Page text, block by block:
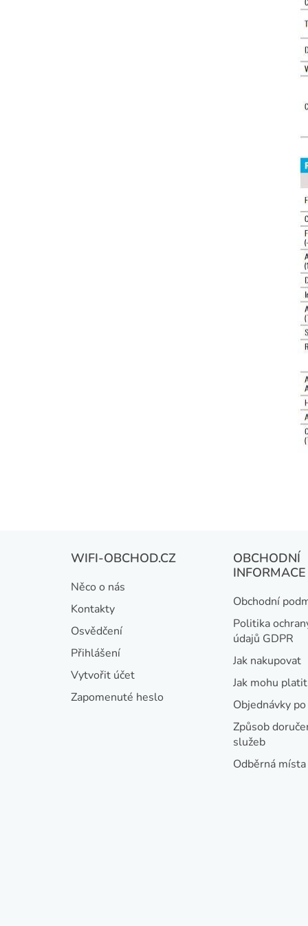
WIFI-OBCHOD.CZ
Něco o nás
Kontakty
Osvědčení
Přihlášení
Vytvořit účet
Zapomenuté heslo
OBCHODNÍ
INFORMACE
Obchodní
Politika
údajů GDPR
Jak nakupovat
Jak mohu platit
Objednávky
Způsob
služeb
Odběrná místa